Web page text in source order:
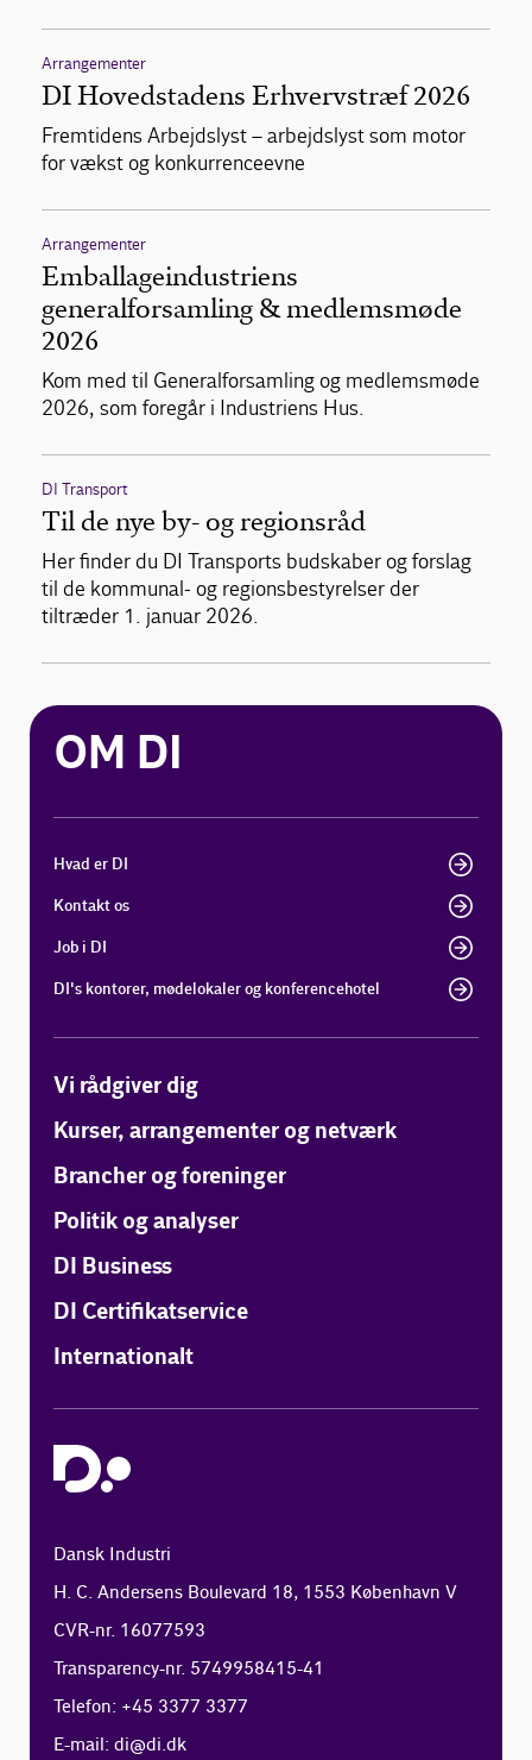
Arrangementer
DI Hovedstadens Erhvervstræf 2026
Fremtidens Arbejdslyst – arbejdslyst som motor
for vækst og konkurrenceevne
Arrangementer
Emballageindustriens
generalforsamling & medlemsmøde
2026
Kom med til Generalforsamling og medlemsmøde
2026, som foregår i Industriens Hus.
DI Transport
Til de nye by- og regionsråd
Her finder du DI Transports budskaber og forslag
til de kommunal- og regionsbestyrelser der
tiltræder 1. januar 2026.
OM DI
Hvad er DI
Kontakt os
Job i DI
DI's kontorer, mødelokaler og konferencehotel
Vi rådgiver dig
Kurser, arrangementer og netværk
Brancher og foreninger
Politik og analyser
DI Business
DI Certifikatservice
Internationalt
Dansk Industri
H. C. Andersens Boulevard 18, 1553 København V
CVR-nr. 16077593
Transparency-nr. 5749958415-41
Telefon: +45 3377 3377
E-mail:di@di.dk